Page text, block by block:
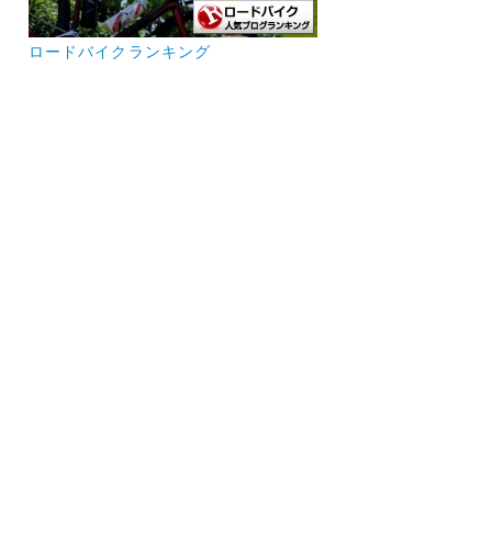
ロードバイクランキング